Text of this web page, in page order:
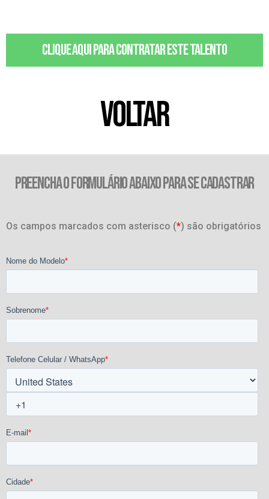
Clique aqui para contratar este talento
VOLTAR
PREENCHA O FORMULÁRIO ABAIXO PARA SE CADASTRAR
Os campos marcados com asterisco (*) são obrigatórios